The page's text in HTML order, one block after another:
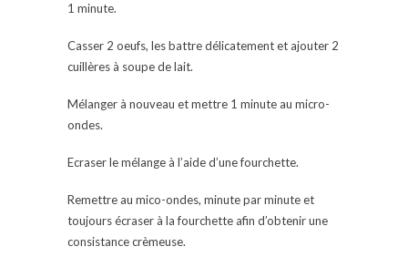
1 minute.
Casser 2 oeufs, les battre délicatement et ajouter 2
cuillères à soupe de lait.
Mélanger à nouveau et mettre 1 minute au micro-
ondes.
Ecraser le mélange à l’aide d’une fourchette.
Remettre au mico-ondes, minute par minute et
toujours écraser à la fourchette afin d’obtenir une
consistance crèmeuse.